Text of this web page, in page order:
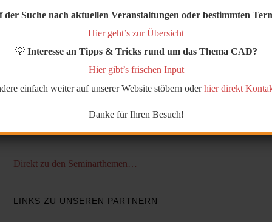
Autodesk 2014 Produkte ,Veranstaltung
Direkt zu den Seminarthemen…
LINKS ZU UNSEREN PARTNERN
der Suche nach aktuellen Veranstaltungen oder bestimmten
Hier geht’s zur Übersicht
💡 Interesse an Tipps & Tricks rund um das Thema CAD?
Hier gibt’s frischen Input
einfach weiter auf unserer Website stöbern oderhier direkt
Danke für Ihren Besuch!